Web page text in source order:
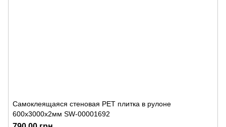
Самоклеящаяся стеновая PET плитка в рулоне
600х3000х2мм SW-00001692